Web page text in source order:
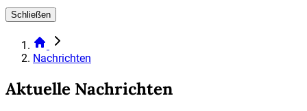
Schließen
Nachrichten
Aktuelle Nachrichten